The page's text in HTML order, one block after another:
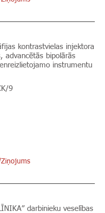
kontrastvielas injektora
advancētās bipolārās
instrumentu
9
Ziņojums
darbinieku veselības